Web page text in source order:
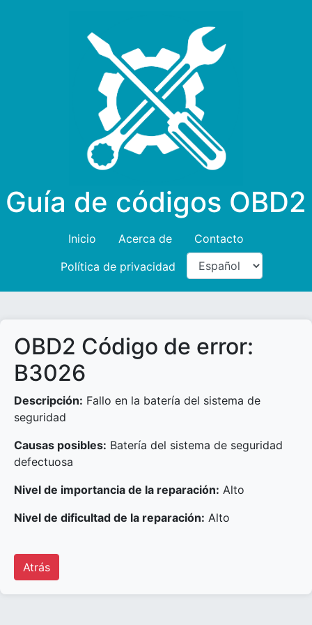
Guía de códigos OBD2
Inicio Acerca de
Contacto
Política de privacidad
OBD2 Código de error:
B3026
Descripción: Fallo en la batería del sistema de
seguridad
Causas posibles: Batería del sistema de seguridad
defectuosa
Nivel de importancia de la reparación: Alto
Nivel de dificultad de la reparación: Alto
Atrás